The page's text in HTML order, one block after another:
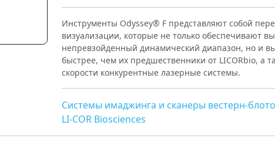
Инструменты Odyssey® F представляют собой
визуализации, которые не только обеспечивают
непревзойденный динамический диапазон, но и
быстрее, чем их предшественники от LICORbio, а
скорости конкурентные лазерные системы.
Системы имаджинга и сканеры вестерн-
LI-COR Biosciences